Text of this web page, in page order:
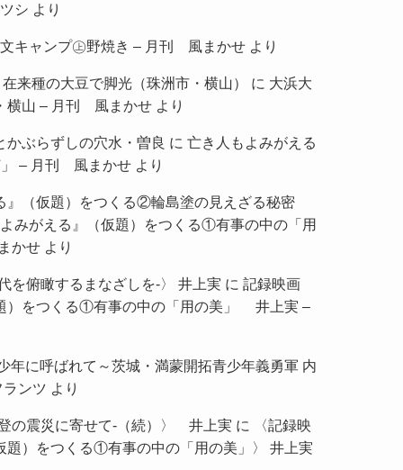
シ より
キャンプ㊤野焼き – 月刊 風まかせ より
来種の大豆で脚光（珠洲市・横山） に 大浜大
横山 – 月刊 風まかせ より
ぶらずしの穴水・曽良 に 亡き人もよみがえる
」 – 月刊 風まかせ より
』（仮題）をつくる②輪島塗の見えざる秘密
みがえる』（仮題）をつくる①有事の中の「用
かせ より
を俯瞰するまなざしを-〉 井上実 に 記録映画
）をつくる①有事の中の「用の美」 井上実 –
年に呼ばれて～茨城・満蒙開拓青少年義勇軍 内
ランツ より
の震災に寄せて-（続）〉 井上実 に
〈記録映
題）をつくる①有事の中の「用の美」〉 井上実